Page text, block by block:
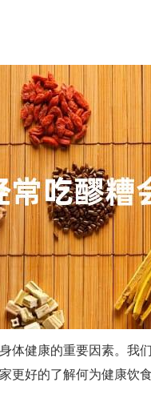
体健康的重要因素。我
更好的了解何为健康饮